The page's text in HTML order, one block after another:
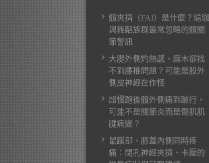
髖夾擠（FAI）是什麼？瑜珈
與舞蹈族群最常忽略的髖關
節警訊
大腿外側灼熱感、麻木卻找
不到腰椎問題？可能是股外
側皮神經在作怪
超慢跑後髖外側痛到跛行，
可能不是關節炎而是臀肌肌
腱病變？
鼠蹊部、膝蓋內側同時疼
痛：閉孔神經夾擠、卡壓的